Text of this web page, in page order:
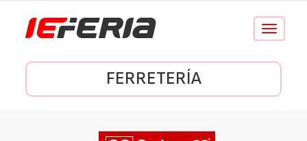
Conmutar
FERRETERÍA